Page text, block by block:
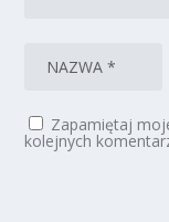
Zapamiętaj
kolejnych